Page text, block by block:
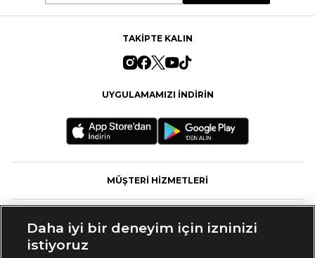
TAKİPTE KALIN
UYGULAMAMIZI İNDİRİN
MÜŞTERİ HİZMETLERİ
Daha iyi bir deneyim için izninizi
istiyoruz